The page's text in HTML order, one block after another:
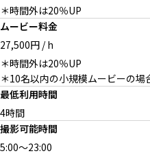
＊時間外は20％UP
ムービー料金
27,500円 / h
＊時間外は20％UP
＊10名以内の小規模ムービーの場
最低利用時間
4時間
撮影可能時間
5:00～23:00